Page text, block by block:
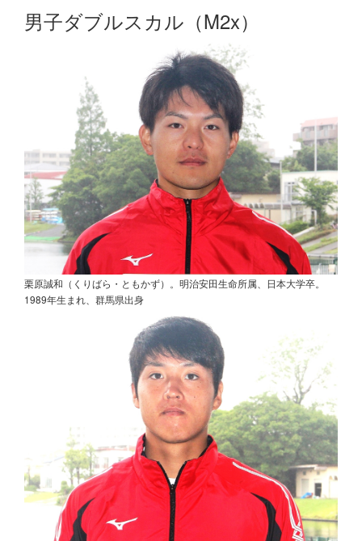
男子ダブルスカル（M2x）
栗原誠和（くりばら・ともかず）。明治安田生命所属、日本大学卒。
1989年生まれ、群馬県出身